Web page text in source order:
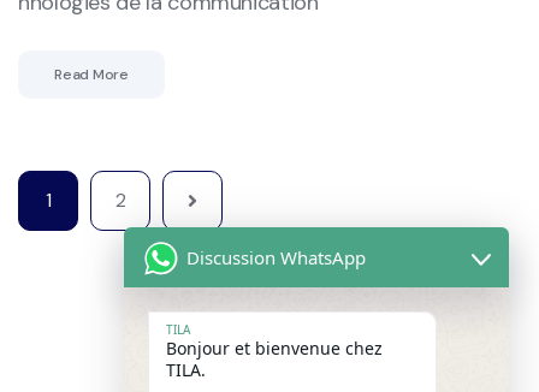
Read More
1 2
Discussion WhatsApp
TILA
Bonjour et bienvenue chez
TILA.